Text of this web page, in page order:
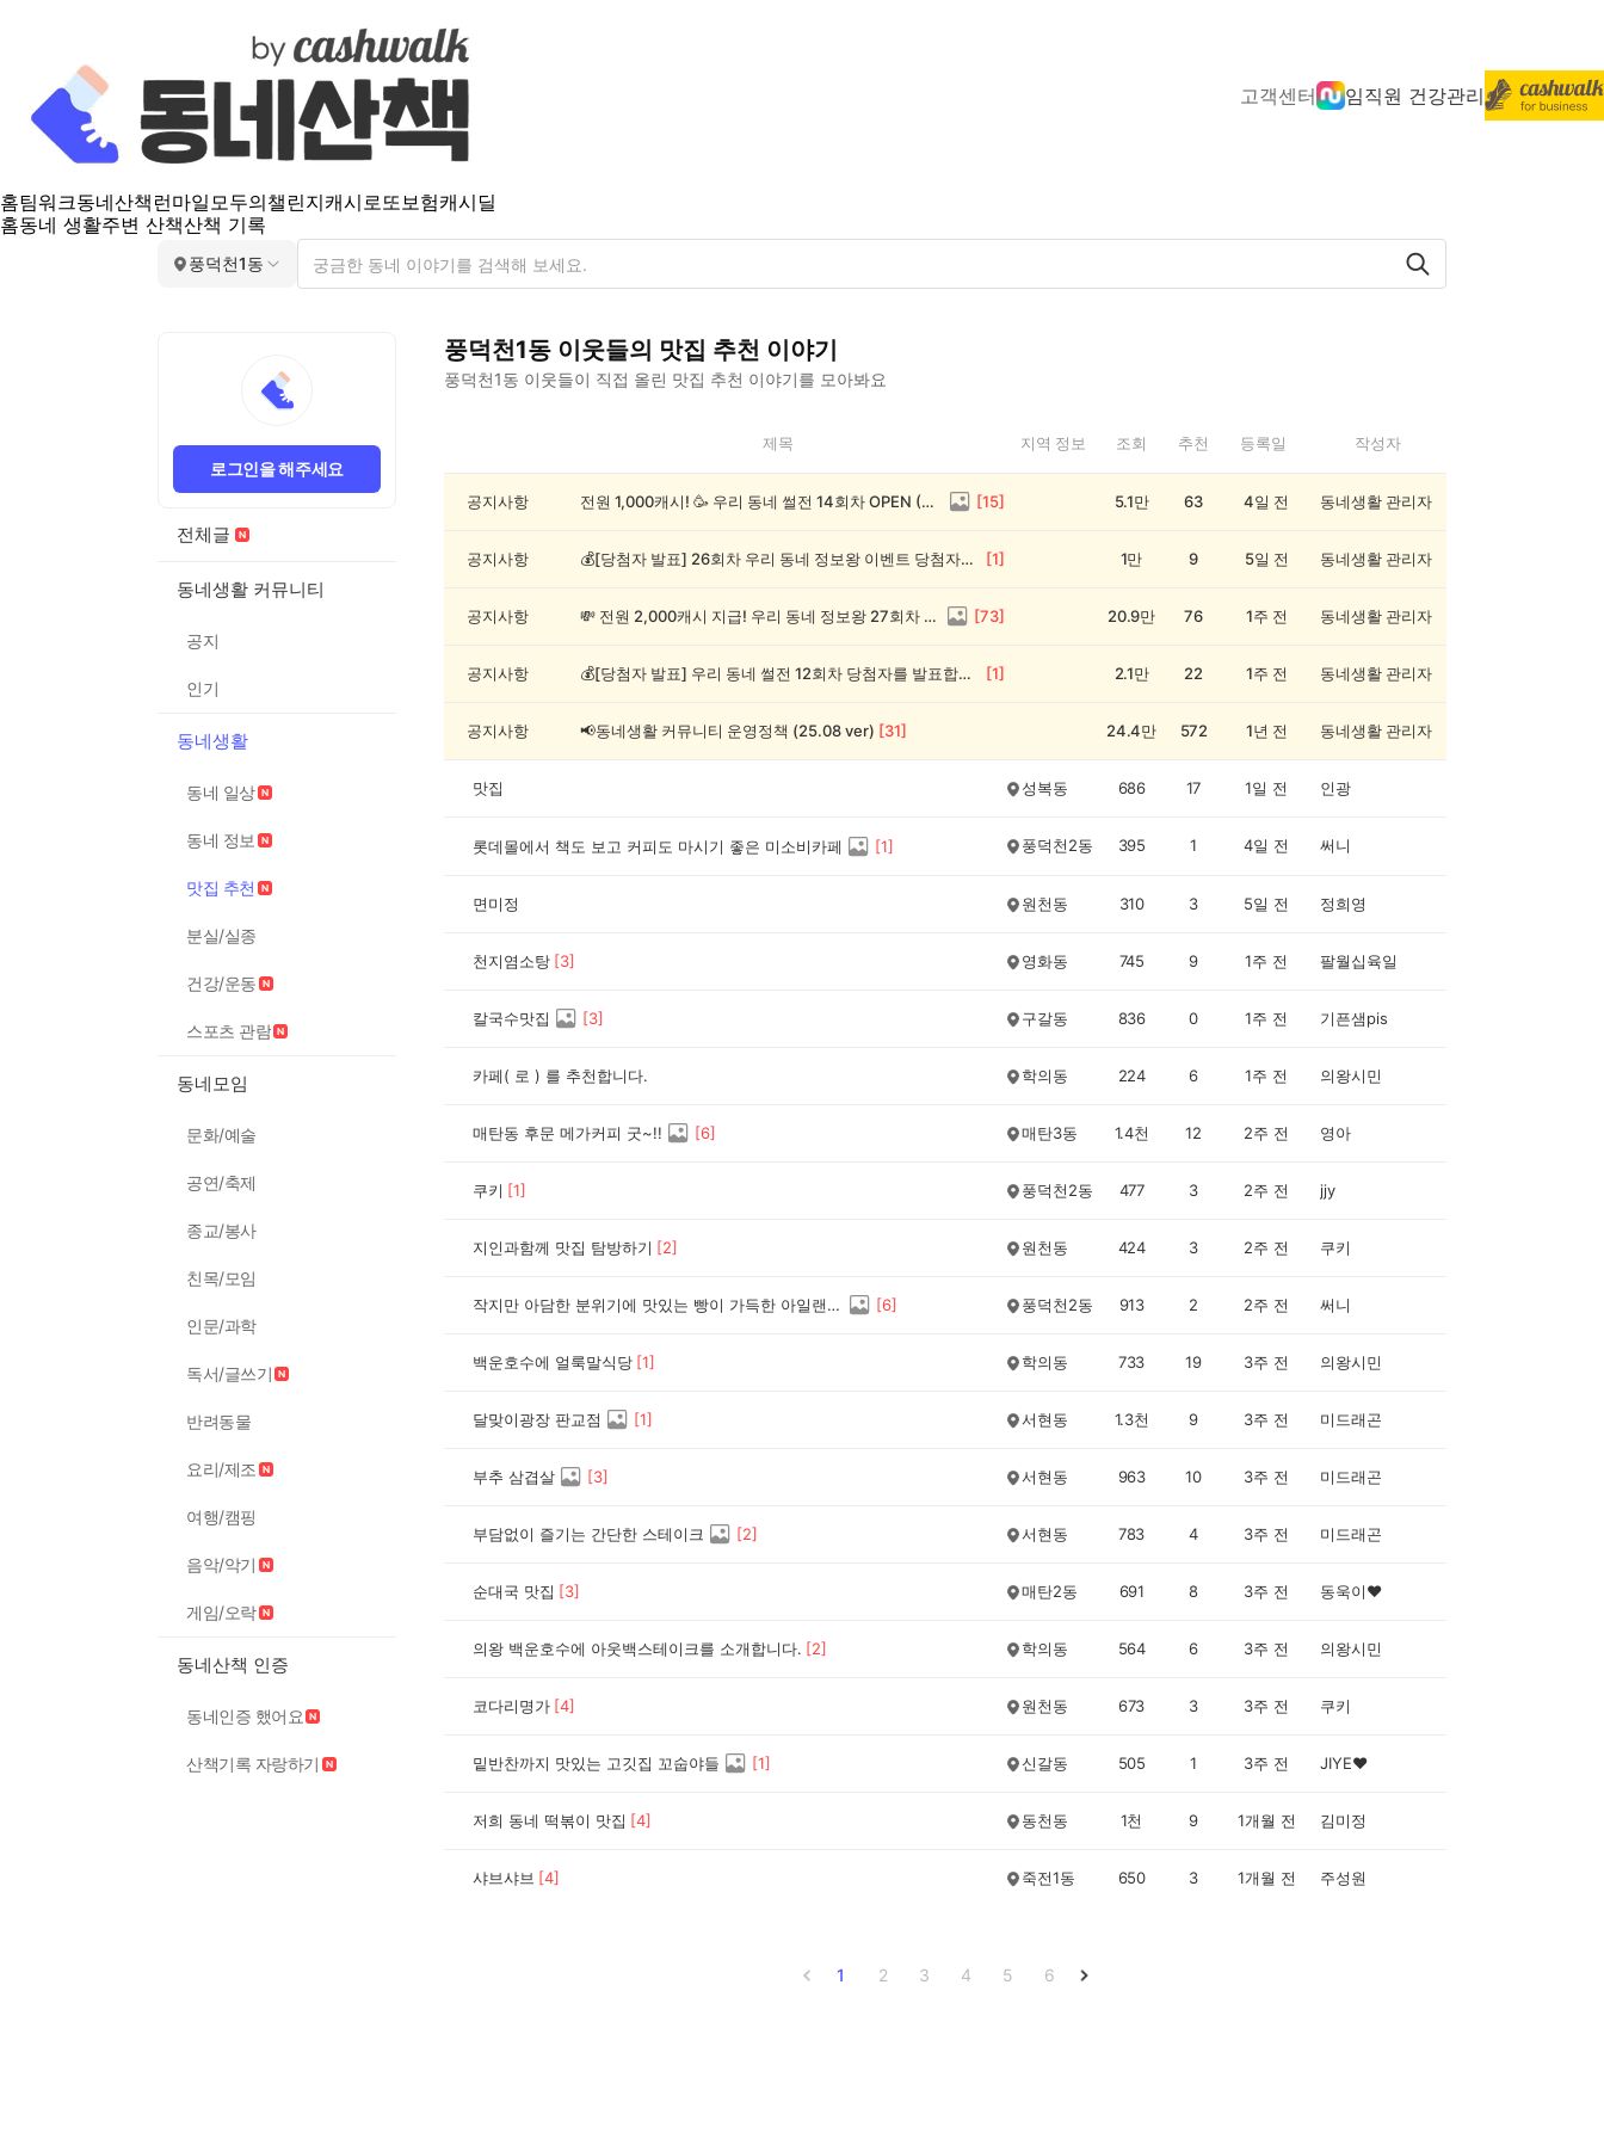
고객센터 임직원 건강관리
홈팀워크동네산책 런마일모두의챌린지캐시로또보험캐시딜
홈동네 생활주변 산책산책 기록
풍덕천1동
로그인을 해주세요
전체글
동네생활 커뮤니티
공지
인기
동네생활
동네 일상
동네 정보
맛집 추천
분실/실종
건강/운동
스포츠 관람
동네모임
문화/예술
공연/축제
종교/봉사
친목/모임
인문/과학
독서/글쓰기
반려동물
요리/제조
여행/캠핑
음악/악기
게임/오락
동네산책 인증
동네인증 했어요
산책기록 자랑하기
풍덕천1동 이웃들의 맛집 추천 이야기
풍덕천1동 이웃들이 직접 올린 맛집 추천 이야기를 모아봐요
천
제목 지역 정보 조회 추천 등록일 작성자
공지사항 전원 1,000캐시! 🥳 우리 동네 썰전 14회차 OPEN (~8/17) [15] 5.1만 63 4일 전 동네생활 관리자
공지사항 💰[당첨자 발표] 26회차 우리 동네 정보왕 이벤트 당첨자를 발표합니다! [1] 1만 9 5일 전 동네생활 관리자
공지사항 💸 전원 2,000캐시 지급! 우리 동네 정보왕 27회차 (~8/10) [73] 20.9만 76 1주 전 동네생활 관리자
공지사항 💰[당첨자 발표] 우리 동네 썰전 12회차 당첨자를 발표합니다! [1] 2.1만 22 1주 전 동네생활 관리자
공지사항 📢동네생활 커뮤니티 운영정책 (25.08 ver) [31] 24.4만 572 1년 전 동네생활 관리자
맛집 성복동 686 17 1일 전 인광
롯데몰에서 책도 보고 커피도 마시기 좋은 미소비카페 [1] 풍덕천2동 395 1 4일 전 써니
면미정 원천동 310 3 5일 전 정희영
천지염소탕 [3] 영화동 745 9 1주 전 팔월십육일
칼국수맛집 [3] 구갈동 836 0 1주 전 기픈샘pis
카페( 로 ) 를 추천합니다. 학의동 224 6 1주 전 의왕시민
매탄동 후문 메가커피 굿~!! [6] 매탄3동 1.4천 12 2주 전 영아
쿠키 [1] 풍덕천2동 477 3 2주 전 jjy
지인과함께 맛집 탐방하기 [2] 원천동 424 3 2주 전 쿠키
작지만 아담한 분위기에 맛있는 빵이 가득한 아일랜드15 [6] 풍덕천2동 913 2 2주 전 써니
백운호수에 얼룩말식당 [1] 학의동 733 19 3주 전 의왕시민
달맞이광장 판교점 [1] 서현동 1.3천 9 3주 전 미드래곤
부추 삼겹살 [3] 서현동 963 10 3주 전 미드래곤
부담없이 즐기는 간단한 스테이크 [2] 서현동 783 4 3주 전 미드래곤
순대국 맛집 [3] 매탄2동 691 8 3주 전 동욱이♥
의왕 백운호수에 아웃백스테이크를 소개합니다. [2] 학의동 564 6 3주 전 의왕시민
코다리명가 [4] 원천동 673 3 3주 전 쿠키
밑반찬까지 맛있는 고깃집 꼬숩야들 [1] 신갈동 505 1 3주 전 JIYE♥
저희 동네 떡볶이 맛집 [4] 동천동 1천 9 1개월 전 김미정
샤브샤브 [4] 죽전1동 650 3 1개월 전 주성원
1 2 3 4 5 6